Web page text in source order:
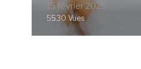
15 février 2025
5530 Vues